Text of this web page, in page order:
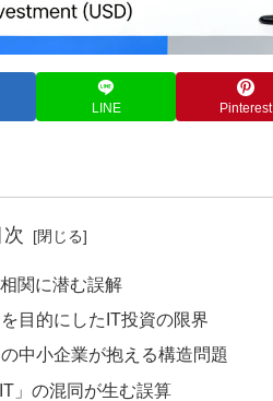
LINE Pinterest
次
関に潜む誤解
目的にしたIT投資の限界
中小企業が抱える構造問題
」の混同が生む誤算